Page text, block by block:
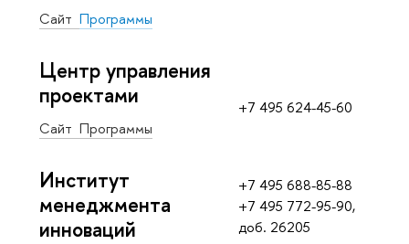
СайтПрограммы
Центр управления
проектами
СайтПрограммы
+7 495 624-45-60
Институт
менеджмента
инноваций
+7 495 688-85-88
+7 495 772-95-90,
доб. 26205